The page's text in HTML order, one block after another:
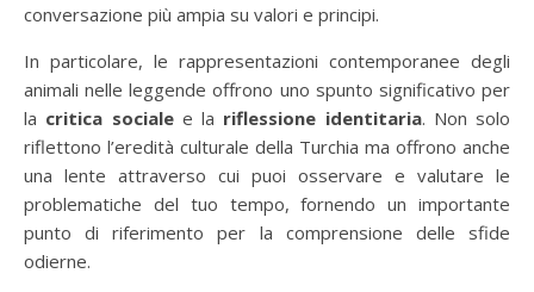
conversazione più ampia su valori e principi.
In particolare, le rappresentazioni contemporanee degli
animali nelle leggende offrono uno spunto significativo per
la critica socialee la riflessione identitaria. Non solo
riflettono l’eredità culturale della Turchia ma offrono anche
una lente attraverso cui puoi osservare e valutare le
problematiche del tuo tempo, fornendo un importante
punto di riferimento per la comprensione delle sfide
odierne.